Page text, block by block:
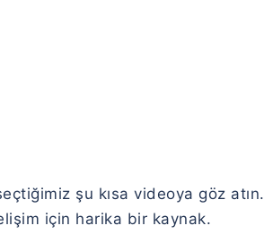
şu kısa videoya göz atın.
için harika bir kaynak.